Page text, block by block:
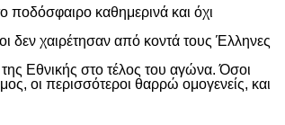
ποδόσφαιρο καθημερινά και όχι
δεν χαιρέτησαν από κοντά τους Έλληνες
Εθνικής στο τέλος του αγώνα. Όσοι
οι περισσότεροι θαρρώ ομογενείς, και